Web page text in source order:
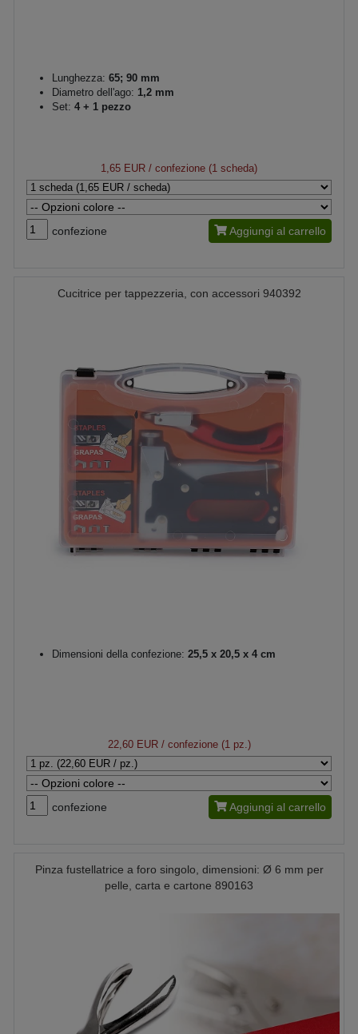
Lunghezza: 65; 90 mm
Diametro dell'ago: 1,2 mm
Set: 4 + 1 pezzo
1,65 EUR / confezione (1 scheda)
confezione Aggiungi al carrello
Cucitrice per tappezzeria, con accessori 940392
Dimensioni della confezione: 25,5 x 20,5 x 4 cm
22,60 EUR/ confezione (1 pz.)
confezione Aggiungi al carrello
Pinza fustellatrice a foro singolo, dimensioni: Ø 6 mm per
pelle, carta e cartone 890163